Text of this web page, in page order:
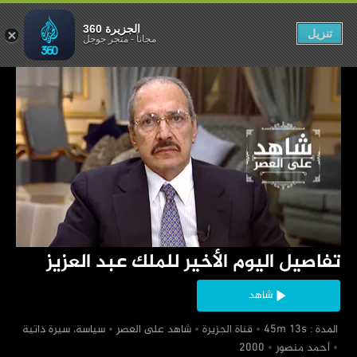
‏تفاصيل اليوم الأخير للملك عبد العزيز
شاهد
‏ المدة : 45m 13s
‏قناة الجزيرة ‏شاهد على العصر
‏سياسة، سيرة ذاتية
‏أحمد منصور
عبد العزيز
الجزيرة 360
مجاناً-متجر جوجل تنزيل